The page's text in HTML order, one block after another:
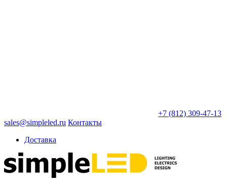
+7 (812) 309-47-13
sales@simpleled.ru Контакты
Доставка